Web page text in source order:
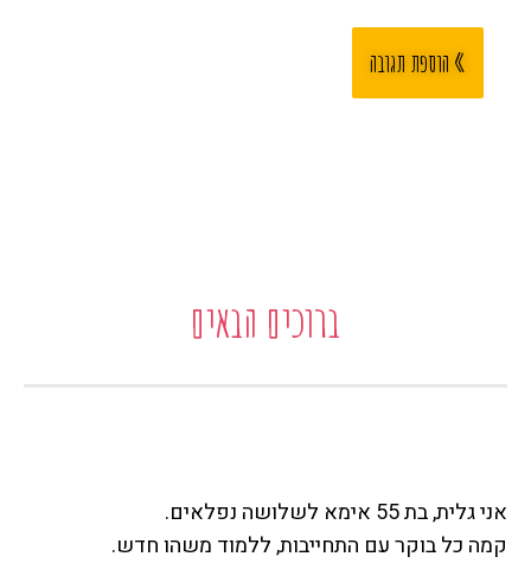
ברוכים הבאים
אני גלית, בת 55 אימא לשלושה נפלאים.
קמה כל בוקר עם התחייבות, ללמוד משהו חדש.